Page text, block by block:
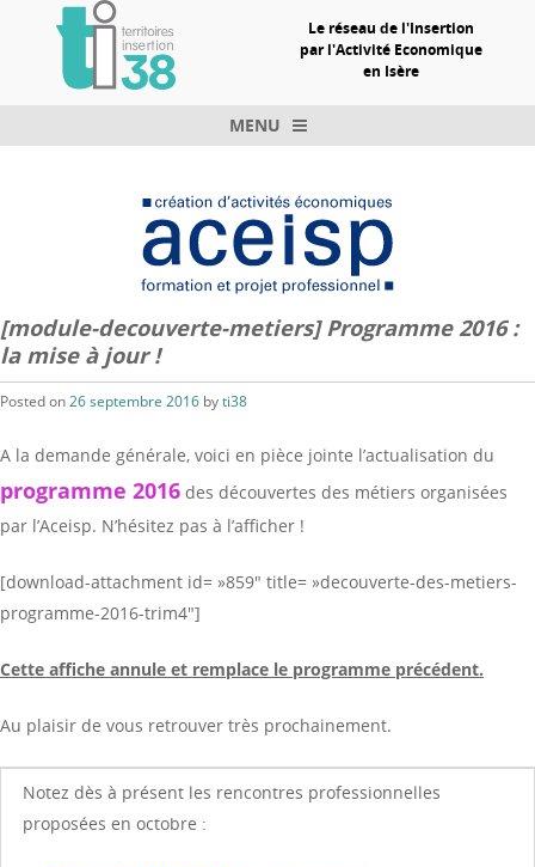
Le réseau de l'Insertion
par l'Activité Economique
en Isère
MENU
[module-decouverte-metiers] Programme 2016 :
la mise à jour !
Posted on26 septembre 2016 byti38
A la demande générale, voici en pièce jointe l’actualisation du
programme 2016 des découvertes des métiers organisées
par l’Aceisp. N’hésitez pas à l’afficher !
[download-attachment id= »859″ title= »decouverte-des-metiers-
programme-2016-trim4″]
Cette affiche annule et remplace le programme précédent.
Au plaisir de vous retrouver très prochainement.
Notez dès à présent les rencontres professionnelles
proposées en octobre :